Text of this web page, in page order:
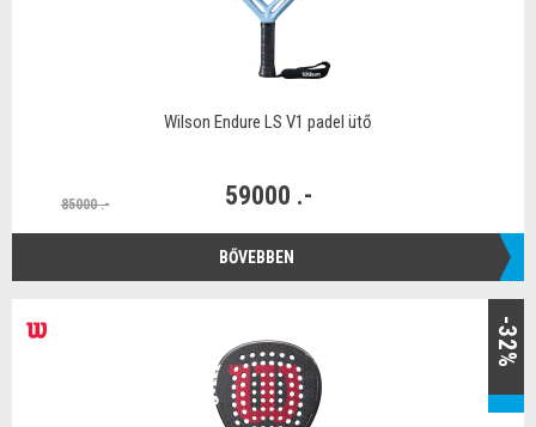
Wilson Endure LS V1 padel ütő
85000 .- 59000 .-
BŐVEBBEN
-32%